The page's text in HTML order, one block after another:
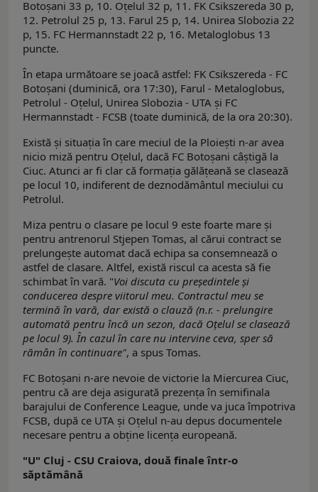
Botoșani 33 p, 10. Oțelul 32 p, 11. FK Csikszereda 30 p,
12. Petrolul 25 p, 13. Farul 25 p, 14. Unirea Slobozia 22
p, 15. FC Hermannstadt 22 p, 16. Metaloglobus 13
puncte.
În etapa următoare se joacă astfel: FK Csikszereda - FC
Botoșani (duminică, ora 17:30), Farul - Metaloglobus,
Petrolul - Oțelul, Unirea Slobozia - UTA și FC
Hermannstadt - FCSB (toate duminică, de la ora 20:30).
Există și situația în care meciul de la Ploiești n-ar avea
nicio miză pentru Oțelul, dacă FC Botoșani câștigă la
Ciuc. Atunci ar fi clar că formația gălățeană se clasează
pe locul 10, indiferent de deznodământul meciului cu
Petrolul.
Miza pentru o clasare pe locul 9 este foarte mare și
pentru antrenorul Stjepen Tomas, al cărui contract se
prelungește automat dacă echipa sa consemnează o
astfel de clasare. Altfel, există riscul ca acesta să fie
schimbat în vară. "Voi discuta cu preşedintele şi
conducerea despre viitorul meu. Contractul meu se
termină în vară, dar există o clauză (n.r. - prelungire
automată pentru încă un sezon, dacă Oțelul se clasează
pe locul 9). În cazul în care nu intervine ceva, sper să
rămân în continuare", a spus Tomas.
FC Botoșani n-are nevoie de victorie la Miercurea Ciuc,
pentru că are deja asigurată prezența în semifinala
barajului de Conference League, unde va juca împotriva
FCSB, după ce UTA și Oțelul n-au depus documentele
necesare pentru a obține licența europeană.
"U" Cluj - CSU Craiova, două finale într-o
săptămână